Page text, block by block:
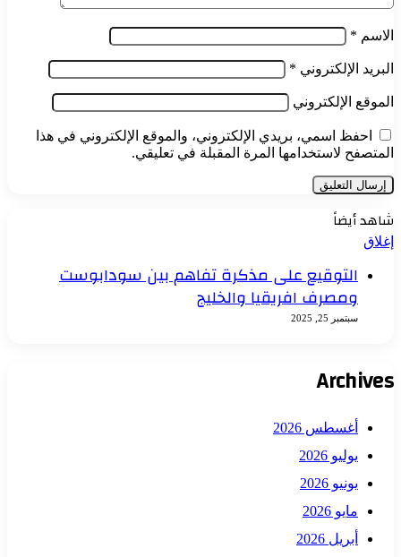
الاسم *
البريد الإلكتروني *
الموقع الإلكتروني
احفظ اسمي، بريدي الإلكتروني، والموقع الإلكتروني في هذا
المتصفح لاستخدامها المرة المقبلة في تعليقي.
شاهد أيضاً
إغلاق
التوقيع على مذكرة تفاهم بين سودابوست
ومصرف افريقيا والخليج
سبتمبر 25, 2025
Archives
أغسطس 2026
يوليو 2026
يونيو 2026
مايو 2026
أبريل 2026